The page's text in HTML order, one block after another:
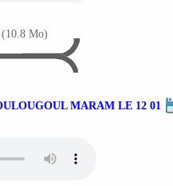
(10.8 Mo)
MARAM LE 12 01